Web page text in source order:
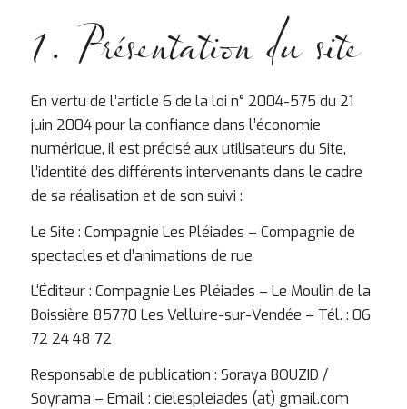
1. Présentation du site
En vertu de l’article 6 de la loi n° 2004-575 du 21
juin 2004 pour la confiance dans l’économie
numérique, il est précisé aux utilisateurs du Site,
l’identité des différents intervenants dans le cadre
de sa réalisation et de son suivi :
Le Site : Compagnie Les Pléiades – Compagnie de
spectacles et d’animations de rue
L‘Éditeur : Compagnie Les Pléiades – Le Moulin de la
Boissière 85770 Les Velluire-sur-Vendée – Tél. : 06
72 24 48 72
Responsable de publication : Soraya BOUZID /
Soyrama – Email : cielespleiades (at) gmail.com